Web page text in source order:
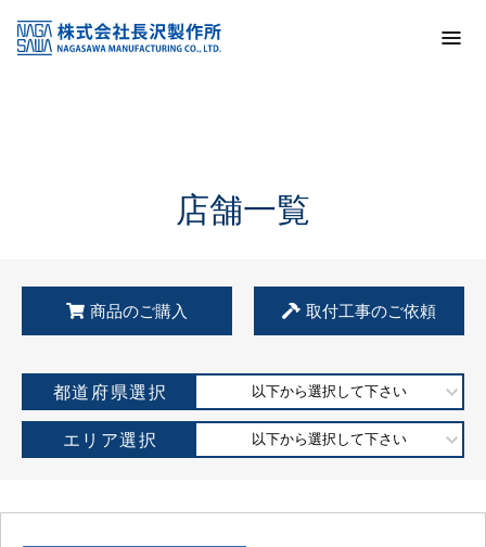
KSS加盟店・取扱店情報
店舗一覧
店舗一覧
商品のご購入 取付工事のご依頼
都道府県選択 以下から選択して下さい
エリア選択 以下から選択して下さい